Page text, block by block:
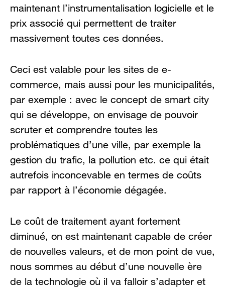
maintenant l’instrumentalisation logicielle et le
prix associé qui permettent de traiter
massivement toutes ces données.
Ceci est valable pour les sites de e-
commerce, mais aussi pour les municipalités,
par exemple : avec le concept de smart city
qui se développe, on envisage de pouvoir
scruter et comprendre toutes les
problématiques d’une ville, par exemple la
gestion du trafic, la pollution etc. ce qui était
autrefois inconcevable en termes de coûts
par rapport à l’économie dégagée.
Le coût de traitement ayant fortement
diminué, on est maintenant capable de créer
de nouvelles valeurs, et de mon point de vue,
nous sommes au début d’une nouvelle ère
de la technologie où il va falloir s’adapter et